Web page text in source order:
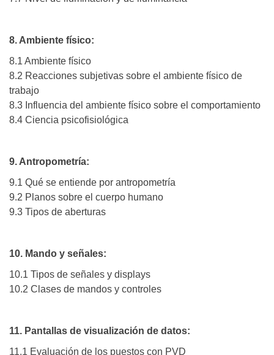
8. Ambiente físico:
8.1 Ambiente físico
8.2 Reacciones subjetivas sobre el ambiente físico de
trabajo
8.3 Influencia del ambiente físico sobre el comportamiento
8.4 Ciencia psicofisiológica
9. Antropometría:
9.1 Qué se entiende por antropometría
9.2 Planos sobre el cuerpo humano
9.3 Tipos de aberturas
10. Mando y señales:
10.1 Tipos de señales y displays
10.2 Clases de mandos y controles
11. Pantallas de visualización de datos:
11.1 Evaluación de los puestos con PVD